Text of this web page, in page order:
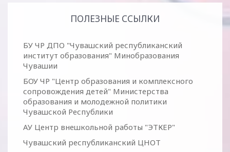
ПОЛЕЗНЫЕ ССЫЛКИ
БУ ЧР ДПО "Чувашский республиканский
институт образования" Минобразования
Чувашии
БОУ ЧР "Центр образования и комплексного
сопровождения детей" Министерства
образования и молодежной политики
Чувашской Республики
АУ Центр внешкольной работы "ЭТКЕР"
Чувашский республиканский ЦНОТ